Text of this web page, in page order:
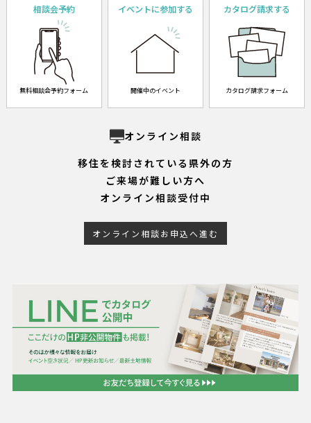
相談会予約
無料相談会予約フォーム
イベントに参加する
開催中のイベント
カタログ請求する
カタログ請求フォーム
オンライン相談
移住を検討されている県外の方
ご来場が難しい方へ
オンライン相談受付中
オンライン相談お申込へ進む